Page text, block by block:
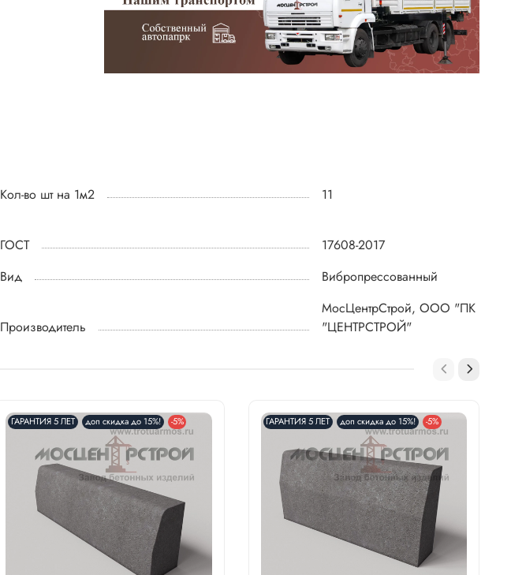
Кол-во шт на 1м2
11
ГОСТ
17608-2017
Вид Вибропрессованный
Производитель
МосЦентрСтрой, ООО "ПК
"ЦЕНТРСТРОЙ"
ГАРАНТИЯ 5 ЛЕТ доп скидка до 15%! -5% ГАРАНТИЯ 5 ЛЕТ доп скидка до 15%! -5%